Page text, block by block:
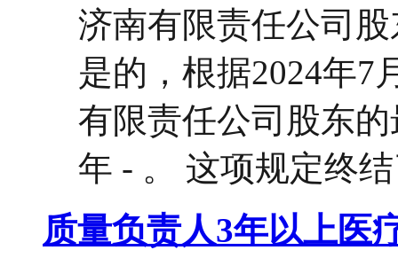
济南有限责任公司
是的，根据2024年7
有限责任公司股东
年 - 。 这项规定终
质量负责人3年以上医